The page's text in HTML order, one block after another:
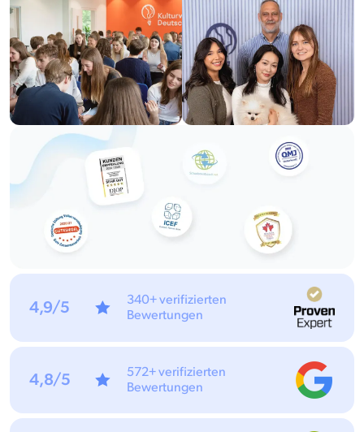
4,9/5
340+ verifizierten
Bewertungen
4,8/5
572+ verifizierten
Bewertungen